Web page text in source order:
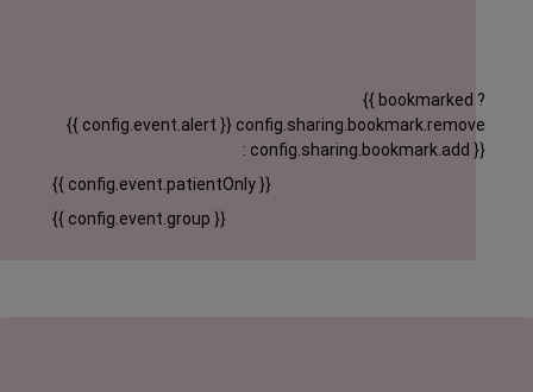
{{ config.event.alert }}
{{ bookmarked ?
config.sharing.bookmark.remove
: config.sharing.bookmark.add }}
{{ config.event.patientOnly }}
{{ config.event.group }}